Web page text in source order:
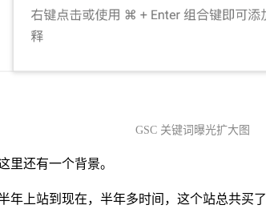
GSC 关键词曝光扩大图
里还有一个背景。
年上站到现在，半年多时间，这个站总共买了